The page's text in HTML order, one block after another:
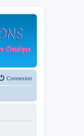
Connexion